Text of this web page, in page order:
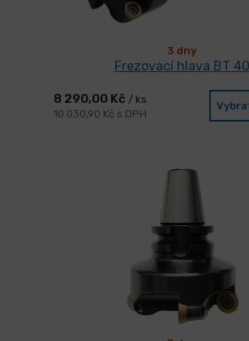
3 dny
Frezovací hlava BT 40
8 290,00 Kč / ks
10 030,90 Kč s DPH